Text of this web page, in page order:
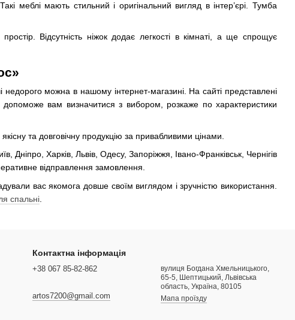
меблі мають стильний і оригінальний вигляд в інтер’єрі. Тумба
Відсутність ніжок додає легкості в кімнаті, а ще спрощує
можна в нашому інтернет-магазині. На сайті представлені
вам визначитися з вибором, розкаже по характеристики
та довговічну продукцію за привабливими цінами.
Харків, Львів, Одесу, Запоріжжя, Івано-Франківськ, Чернігів
відправлення замовлення.
вас якомога довше своїм виглядом і зручністю використання.
спальні
Контактна інформація
+38 067 85-82-862
artos7200@gmail.com
вулиця Богдана Хмельницького,
65-5, Шептицький, Львівська
область, Україна, 80105
Мапа проїзду